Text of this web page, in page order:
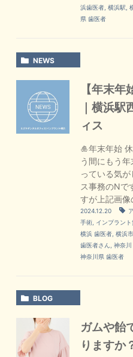
浜歯医者 ,横浜駅 ,
県 歯医者
NEWS
【年末年
｜横浜駅
ィス
🎍年末年始
う間にもう
っている気
ス事務のN
すが上記画
2024.12.20
手術 インプラン
横浜 歯医者 ,横浜市
歯医者さん
,神奈
神奈川県 歯医者
BLOG
ガムや飴
りますか